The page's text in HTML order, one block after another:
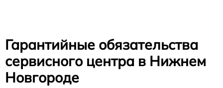
Гарантийные обязательства
сервисного центра в Нижнем
Новгороде